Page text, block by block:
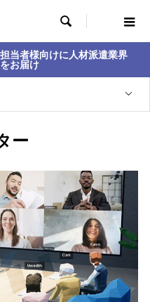

当者様向けに人材派遣業界
お届け
ー